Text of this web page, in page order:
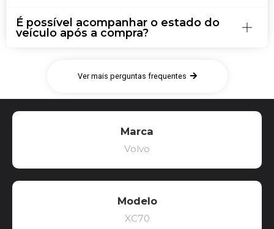
É possível acompanhar o estado do
veículo após a compra?
Ver mais perguntas frequentes
Marca
Volvo
Modelo
XC70